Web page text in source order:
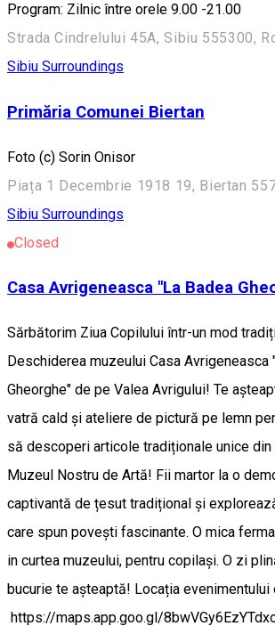
Program: Zilnic între orele 9.00 -21.00
Strada Cindrelului 45A, Sibiu 555300,
Sibiu Surroundings
Primăria Comunei Biertan
Foto (c) Sorin Onisor
Piața 1 Decembrie 1918 19, Biertan
Sibiu Surroundings
Closed
Casa Avrigeneasca "La Badea
Sărbătorim Ziua Copilului într-un mod
Deschiderea muzeului Casa Avrigeneasca
Gheorghe" de pe Valea Avrigului! Te
vatră cald și ateliere de pictură pe lemn
să descoperi articole tradiționale unice
Muzeul Nostru de Artă! Fii martor la o
captivantă de țesut tradițional și
care spun povești fascinante. O mica
in curtea muzeului, pentru copilași. O zi
bucurie te așteaptă! Locația
https://maps.app.goo.gl/